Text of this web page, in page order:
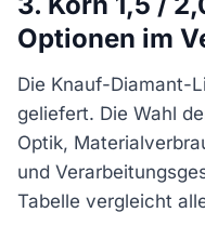
Optionen im
Die Knauf-Diamant-
geliefert. Die Wahl
Optik,
und
Tabelle vergleicht